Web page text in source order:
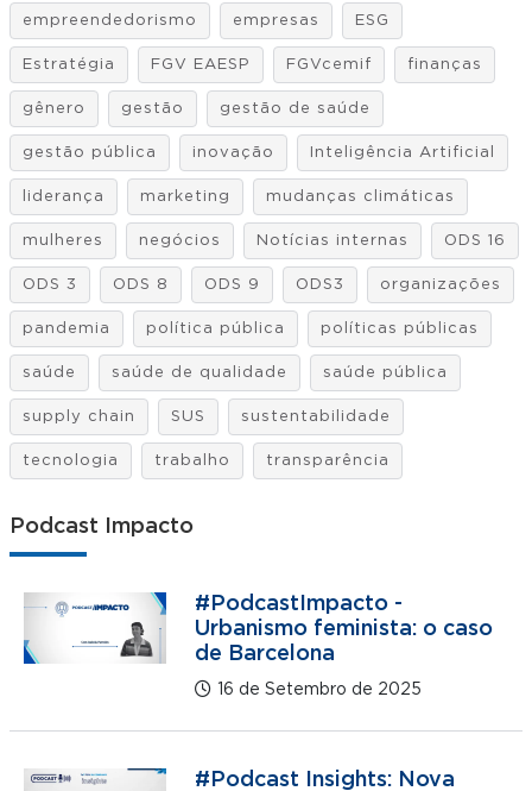
empreendedorismo empresas ESG
Estratégia FGV EAESP FGVcemif finanças
gênero gestão gestão de saúde
gestão pública inovação Inteligência Artificial
liderança marketing mudanças climáticas
mulheres negócios Notícias internas ODS 16
ODS 3 ODS 8 ODS 9 ODS3 organizações
pandemia política pública políticas públicas
saúde saúde de qualidade saúde pública
supply chain SUS sustentabilidade
tecnologia trabalho transparência
Podcast Impacto
#PodcastImpacto -
Urbanismo feminista: o caso
de Barcelona
16 de Setembro de 2025
#Podcast Insights: Nova